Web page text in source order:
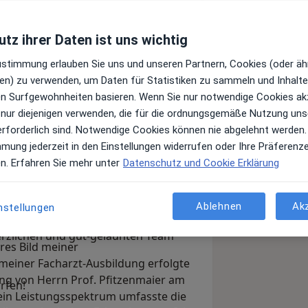
Gerne stelle ich Ihnen im
meine Praxis in Bielefeld vor. Sie als
Wir achten daher sehr
Ihre individuellen Bedürfnisse
Erfahrung und unserer Kompetenz
und gut-gelaunten Team
Bild meiner
Facharzt-Ausbildung erfolgte
von Herrn Prof. Pfitzenmaier am
Leistungsspektrum umfasste die
ihrer Daten ist uns wichtig
erlauben Sie uns und unseren Partnern, Cookies (oder
zu verwenden, um Daten für Statistiken zu sammeln und
Surfgewohnheiten basieren. Wenn Sie nur notwendige Cookies
diejenigen verwenden, die für die ordnungsgemäße Nutzung
sind. Notwendige Cookies können nie abgelehnt werden.
jederzeit in den Einstellungen widerrufen oder Ihre
Erfahren Sie mehr unter Datenschutz und Cookie Erklärung
Ablehnen